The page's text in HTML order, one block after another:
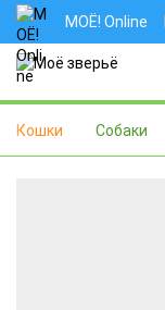
МОЁ! Online
Кошки Собаки